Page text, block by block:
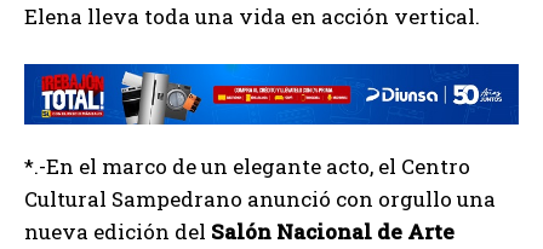
Elena lleva toda una vida en acción vertical.
*.-En el marco de un elegante acto, el Centro
Cultural Sampedrano anunció con orgullo una
nueva edición del Salón Nacional de Arte